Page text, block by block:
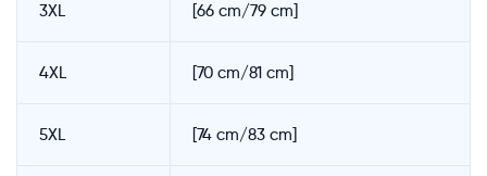
3XL [66 cm/79 cm]
4XL [70 cm/81 cm]
5XL [74 cm/83 cm]